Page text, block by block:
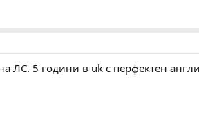
5 години в uk с перфектен